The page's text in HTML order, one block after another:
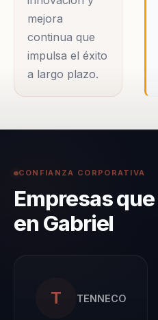
mejora
continua que
impulsa el éxito
a largo plazo.
CONFIANZA CORPORATIVA
Empresas
en Gabriel
T TENNECO